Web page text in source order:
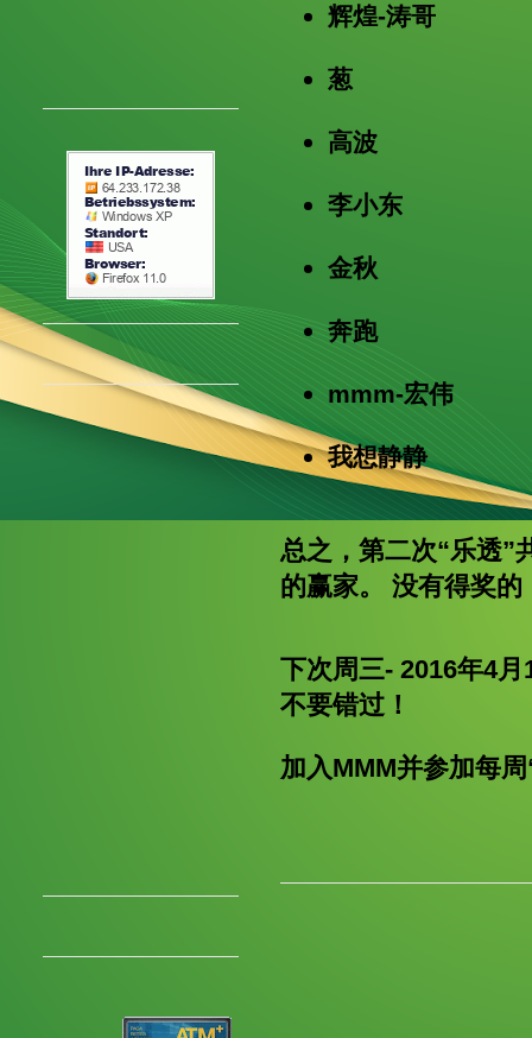
辉煌-涛哥
葱
高波
李小东
金秋
奔跑
mmm-宏伟
我想静静
总之，第二次“乐透”
的赢家。 没有得奖
下次周三- 2016年4
不要错过！
加入MMM并参加每